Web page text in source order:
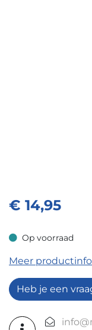
€ 14,95
Op voorraad
Op voorraad
Meer
Heb je een